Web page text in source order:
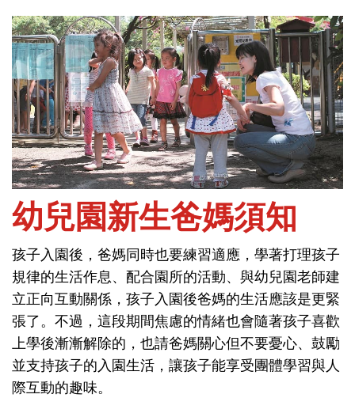
首頁 能力與學習-幼兒園生活
幼兒園新生爸媽須知
孩子入園後，爸媽同時也要練習適應，學著打理孩子
規律的生活作息、配合園所的活動、與幼兒園老師建
立正向互動關係，孩子入園後爸媽的生活應該是更緊
張了。不過，這段期間焦慮的情緒也會隨著孩子喜歡
上學後漸漸解除的，也請爸媽關心但不要憂心、鼓勵
並支持孩子的入園生活，讓孩子能享受團體學習與人
際互動的趣味。
幼兒園新生爸媽須知
孩子入園後，爸媽同時也要練習適應，學著打理孩子
規律的生活作息、配合園所的活動、與幼兒園老師建
立正向互動關係，孩子入園後爸媽的生活應該是更緊
張了。不過，這段期間焦慮的情緒也會隨著孩子喜歡